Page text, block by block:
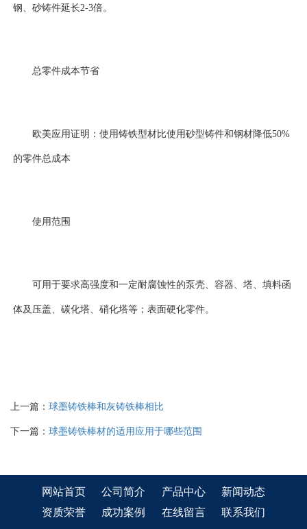
钢、砂铸件延长2-3倍。
总零件成本节省
欧美应用证明：使用铸铁型材比使用砂型铸件和钢材降低50%
的零件总成本
使用范围
可用于要求高强度和一定耐腐蚀性的泵壳、容器、塔、填料函
体及压盖、碳化塔、硝化塔等；表面硬化零件。
上一篇： 球墨铸铁棒和灰铸铁棒相比
下一篇： 球墨铸铁棒材的适用应用于哪些范围
网站首页 公司简介 产品中心
新闻动态
资质荣誉
成功案例 在线留言 联系我们